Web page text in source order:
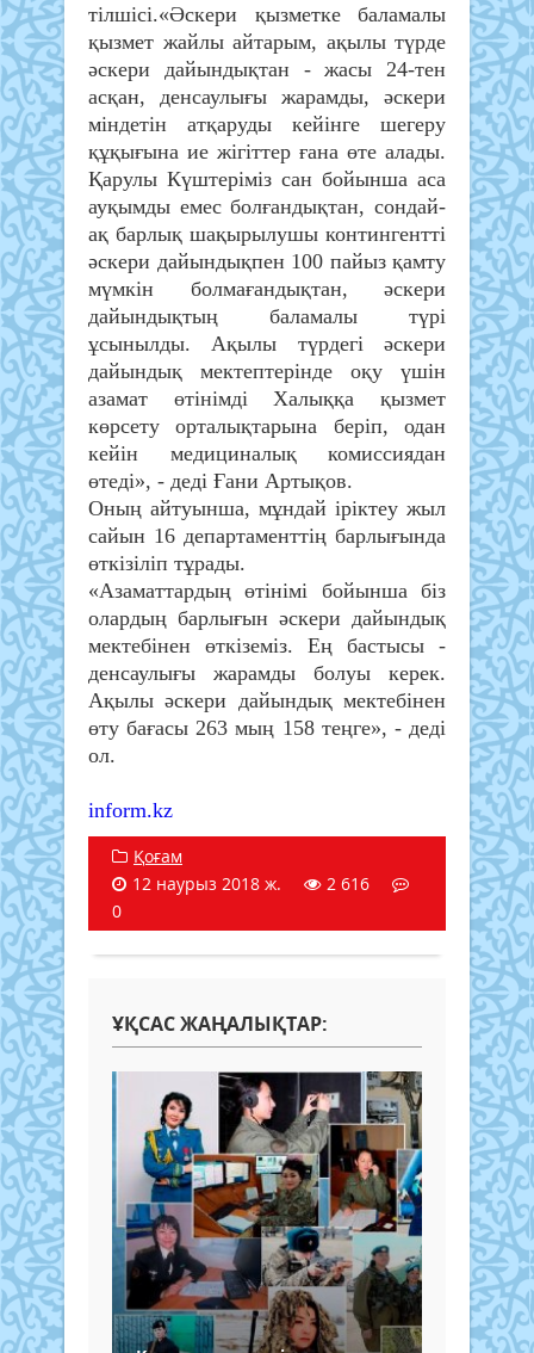
тілшісі.«Әскери қызметке баламалы
қызмет жайлы айтарым, ақылы түрде
әскери дайындықтан - жасы 24-тен
асқан, денсаулығы жарамды, әскери
міндетін атқаруды кейінге шегеру
құқығына ие жігіттер ғана өте алады.
Қарулы Күштеріміз сан бойынша аса
ауқымды емес болғандықтан, сондай-
ақ барлық шақырылушы контингентті
әскери дайындықпен 100 пайыз қамту
мүмкін болмағандықтан, әскери
дайындықтың баламалы түрі
ұсынылды. Ақылы түрдегі әскери
дайындық мектептерінде оқу үшін
азамат өтінімді Халыққа қызмет
көрсету орталықтарына беріп, одан
кейін медициналық комиссиядан
өтеді», - деді Ғани Артықов.
Оның айтуынша, мұндай іріктеу жыл
сайын 16 департаменттің барлығында
өткізіліп тұрады.
«Азаматтардың өтінімі бойынша біз
олардың барлығын әскери дайындық
мектебінен өткіземіз. Ең бастысы -
денсаулығы жарамды болуы керек.
Ақылы әскери дайындық мектебінен
өту бағасы 263 мың 158 теңге», - деді
ол.
inform.kz
Қоғам
12 наурыз 2018 ж.
2 616
0
ҰҚСАС ЖАҢАЛЫҚТАР: